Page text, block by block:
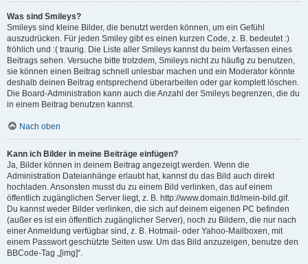
Was sind Smileys?
Smileys sind kleine Bilder, die benutzt werden können, um ein Gefühl
auszudrücken. Für jeden Smiley gibt es einen kurzen Code, z. B. bedeutet :)
fröhlich und :( traurig. Die Liste aller Smileys kannst du beim Verfassen eines
Beitrags sehen. Versuche bitte trotzdem, Smileys nicht zu häufig zu benutzen,
sie können einen Beitrag schnell unlesbar machen und ein Moderator könnte
deshalb deinen Beitrag entsprechend überarbeiten oder gar komplett löschen.
Die Board-Administration kann auch die Anzahl der Smileys begrenzen, die du
in einem Beitrag benutzen kannst.
Nach oben
Kann ich Bilder in meine Beiträge einfügen?
Ja, Bilder können in deinem Beitrag angezeigt werden. Wenn die
Administration Dateianhänge erlaubt hat, kannst du das Bild auch direkt
hochladen. Ansonsten musst du zu einem Bild verlinken, das auf einem
öffentlich zugänglichen Server liegt, z. B. http://www.domain.tld/mein-bild.gif.
Du kannst weder Bilder verlinken, die sich auf deinem eigenen PC befinden
(außer es ist ein öffentlich zugänglicher Server), noch zu Bildern, die nur nach
einer Anmeldung verfügbar sind, z. B. Hotmail- oder Yahoo-Mailboxen, mit
einem Passwort geschützte Seiten usw. Um das Bild anzuzeigen, benutze den
BBCode-Tag „[img]“.